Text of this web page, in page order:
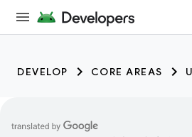
DEVELOP CORE AREAS